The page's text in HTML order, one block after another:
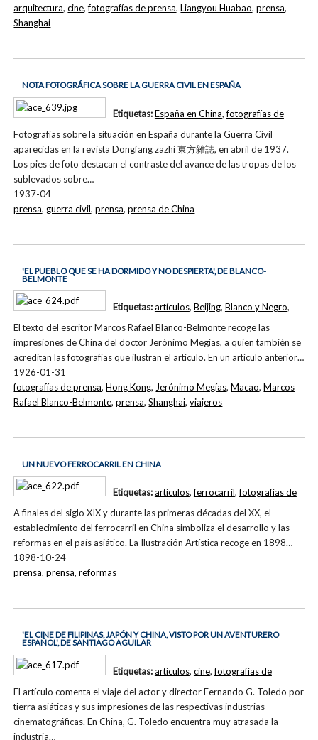
arquitectura,cine,fotografías de prensa,Liangyou Huabao,prensa,
Shanghai
NOTA FOTOGRÁFICA SOBRE LA GUERRA CIVIL EN ESPAÑA
Fotografías sobre la situación en España durante la Guerra Civil
aparecidas en la revista Dongfang zazhi 東方雜誌, en abril de 1937.
Los pies de foto destacan el contraste del avance de las tropas de los
sublevados sobre…
1937-04
Etiquetas:España en China,fotografías de
prensa, guerra civil,prensa,prensa de China
'EL PUEBLO QUE SE HA DORMIDO Y NO DESPIERTA', DE BLANCO-
BELMONTE
El texto del escritor Marcos Rafael Blanco-Belmonte recoge las
impresiones de China del doctor Jerónimo Megías, a quien también se
acreditan las fotografías que ilustran el artículo. En un artículo anterior…
1926-01-31
Etiquetas:artículos, Beijing, Blanco y Negro,
fotografías de prensa,Hong Kong, Jerónimo Megías,Macao,Marcos
Rafael Blanco-Belmonte,prensa,Shanghai,viajeros
UN NUEVO FERROCARRIL EN CHINA
A finales del siglo XIX y durante las primeras décadas del XX, el
establecimiento del ferrocarril en China simboliza el desarrollo y las
reformas en el país asiático. La Ilustración Artística recoge en 1898…
1898-10-24
Etiquetas:artículos,ferrocarril,fotografías de
prensa,prensa,reformas
'EL CINE DE FILIPINAS, JAPÓN Y CHINA, VISTO POR UN AVENTURERO
ESPAÑOL', DE SANTIAGO AGUILAR
El artículo comenta el viaje del actor y director Fernando G. Toledo por
tierra asiáticas y sus impresiones de las respectivas industrias
cinematográficas. En China, G. Toledo encuentra muy atrasada la
industria…
Etiquetas:artículos, cine,fotografías de